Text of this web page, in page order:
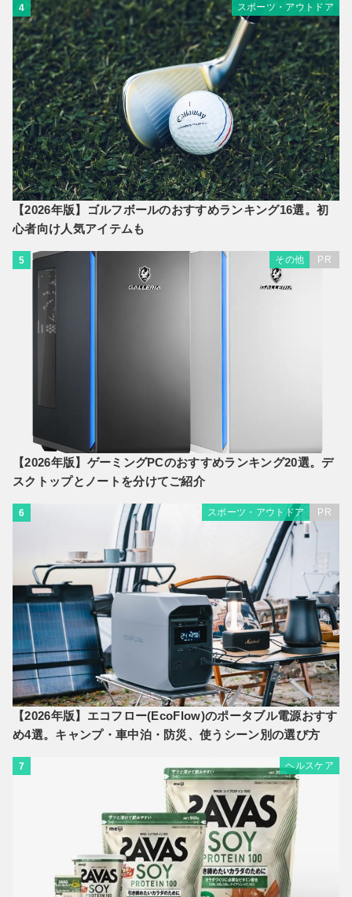
4 スポーツ・アウトドア
【2026年版】ゴルフボールのおすすめランキング16選。初
心者向け人気アイテムも
5 その他 PR
【2026年版】ゲーミングPCのおすすめランキング20選。デ
スクトップとノートを分けてご紹介
6 スポーツ・アウトドア PR
【2026年版】エコフロー(EcoFlow)のポータブル電源おすす
め4選。キャンプ・車中泊・防災、使うシーン別の選び方
7 ヘルスケア